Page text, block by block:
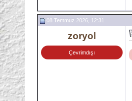
08 Temmuz 2026, 12:31
zoryol
Çevrimdışı